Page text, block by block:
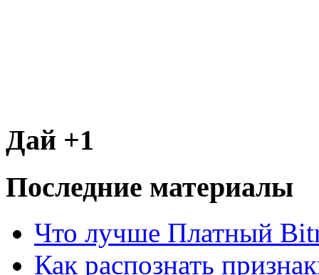
Дай +1
Последние материалы
Что лучше Платный
Как распознать